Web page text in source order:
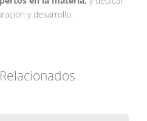
y desarrollo.